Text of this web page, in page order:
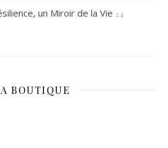
un Miroir de la Vie 24
BOUTIQUE